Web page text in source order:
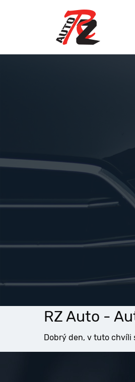
RZ Auto -
Dobrý den, v tuto chvíli